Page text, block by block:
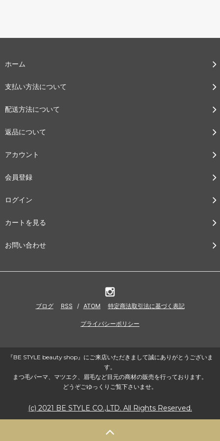
ホーム
支払い方法について
配送方法について
返品について
アカウント
会員登録
ログイン
カートを見る
お問い合わせ
ブログ RSS / ATOM 特定商法取引法に基づく表記
プライバシーポリシー
『BE STYLE beauty shop』にご来店いただきまして誠にありがとうございま
す。
まつ毛パーマ、マツエク、眉毛など目元の商材の販売を行っております。
どうぞごゆっくりご覧下さいませ。
(c) 2021 BE STYLE CO.,LTD. All Rights Reserved.